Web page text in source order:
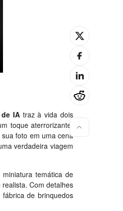
IAtraz à vida dois
toque aterrorizante!
foto em uma cena
verdadeira viagem
temática de
Com detalhes
de brinquedos